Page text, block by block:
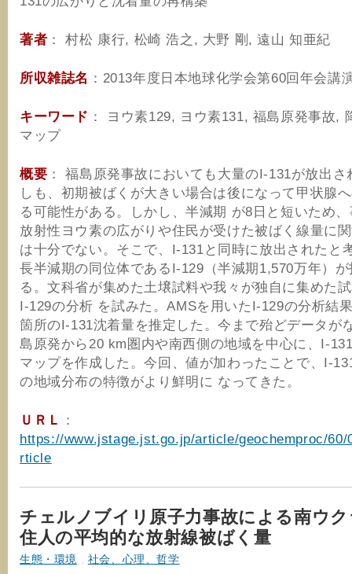
著者 ： 村松 康行, 松崎 浩之, 大野 剛, 遠山 知亜紀
所収雑誌名 ：2013年度日本地球化学会第60回年会講
キーワード ： ヨウ素129, ヨウ素131, 福島原発事故,
マップ
概要 ： 福島原発事故においても大量のI-131が放出さ
しも、初期被ばくが大きい場合は後になって甲状腺
る可能性がある。しかし、半減期 が8日と短いため
放射性ヨウ素の広がりや住民が受けた被ばく線量に
は十分でない。そこで、I-131と同時に放出されたと
長半減期の同位体であるI-129（半減期1,570万年）
る。文科省が集めた土壌試料や我々が独自に集めた
I-129の分析 を試みた。AMSを用いたI-129の分析結
箇所のI-131沈着量を推定した。今まで殆どデータが
島原発から20 km圏内や南西側の地域を中心に、I-
マップを作成した。今回、値が加わったことで、I-
の地域分布の特徴がより鮮明に なってきた。
ＵＲＬ ：
https://www.jstage.jst.go.jp/article/geochemproc/60/
rticle
チェルノブイリ原子力事故による南ウ
住人の平均的な放射線被ばく量
生態・環境 , 社会、心理、哲学